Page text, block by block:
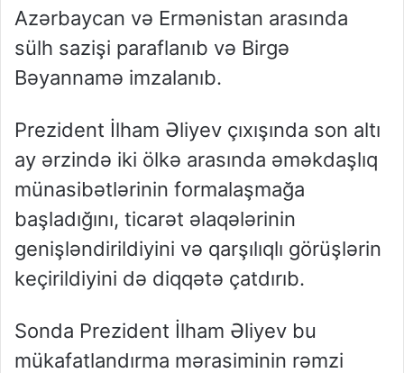
Azərbaycan və Ermənistan arasında
sülh sazişi paraflanıb və Birgə
Bəyannamə imzalanıb.
Prezident İlham Əliyev çıxışında son altı
ay ərzində iki ölkə arasında əməkdaşlıq
münasibətlərinin formalaşmağa
başladığını, ticarət əlaqələrinin
genişləndirildiyini və qarşılıqlı görüşlərin
keçirildiyini də diqqətə çatdırıb.
Sonda Prezident İlham Əliyev bu
mükafatlandırma mərasiminin rəmzi